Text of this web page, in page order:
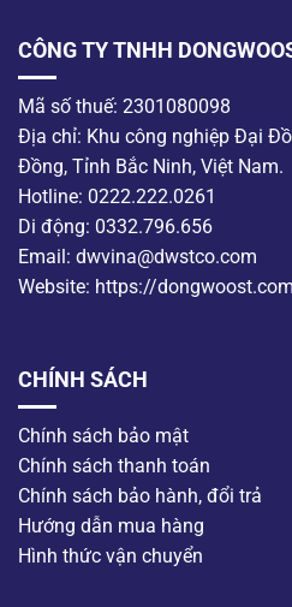
CÔNG TY TNHH
Mã số thuế: 2301080098
Địa chỉ: Khu công nghiệp Đại
Đồng, Tỉnh Bắc Ninh, Việt Nam.
Hotline: 0222.222.0261
Di động: 0332.796.656
Email: dwvina@dwstco.com
Website: https://
CHÍNH SÁCH
Chính sách bảo mật
Chính sách thanh toán
Chính sách bảo hành, đổi trả
Hướng dẫn mua hàng
Hình thức vận chuyển